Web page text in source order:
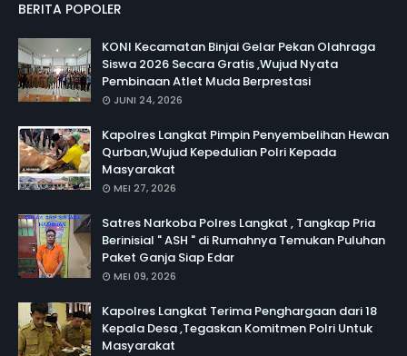
BERITA POPOLER
KONI Kecamatan Binjai Gelar Pekan Olahraga
Siswa 2026 Secara Gratis ,Wujud Nyata
Pembinaan Atlet Muda Berprestasi
JUNI 24, 2026
Kapolres Langkat Pimpin Penyembelihan Hewan
Qurban,Wujud Kepedulian Polri Kepada
Masyarakat
MEI 27, 2026
Satres Narkoba Polres Langkat , Tangkap Pria
Berinisial " ASH " di Rumahnya Temukan Puluhan
Paket Ganja Siap Edar
MEI 09, 2026
Kapolres Langkat Terima Penghargaan dari 18
Kepala Desa ,Tegaskan Komitmen Polri Untuk
Masyarakat